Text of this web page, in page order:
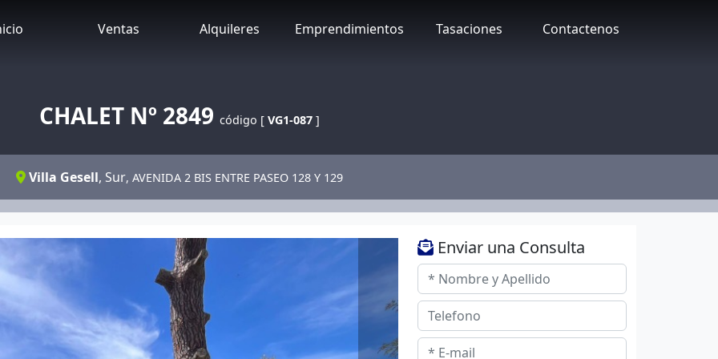
Ventas Alquileres Emprendimientos Tasaciones Contactenos
CHALET Nº 2849 código [ VG1-087 ]
Villa Gesell, Sur, AVENIDA 2 BIS ENTRE PASEO 128 Y 129
Enviar una Consulta